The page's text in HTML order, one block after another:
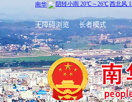
无障碍浏览 长者模式